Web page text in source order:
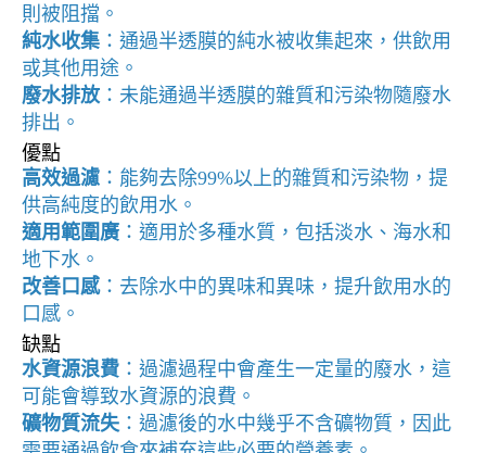
則被阻擋。
純水收集 ：通過半透膜的純水被收集起來，供飲用
或其他用途。
廢水排放：未能通過半透膜的雜質和污染物隨廢水
排出。
優點
高效過濾 ：能夠去除99%以上的雜質和污染物，提
供高純度的飲用水。
適用範圍廣 ：適用於多種水質，包括淡水、海水和
地下水。
改善口感：去除水中的異味和異味，提升飲用水的
口感。
缺點
水資源浪費 ：過濾過程中會產生一定量的廢水，這
可能會導致水資源的浪費。
礦物質流失：過濾後的水中幾乎不含礦物質，因此